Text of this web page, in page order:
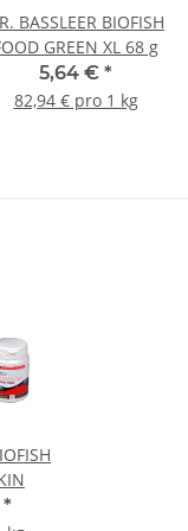
BASSLEER BIOFISH
GREEN XL 68 g
5,64 € *
82,94 € pro 1 kg
*